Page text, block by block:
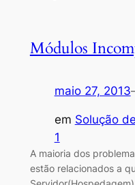
Módulos
maio 27, 2013
em Solução
1
A maioria dos
estão relacionados a